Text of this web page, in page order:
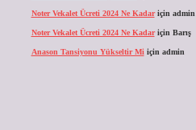
Noter Vekalet Ücreti 2024 Ne Kadariçin admin
Noter Vekalet Ücreti 2024 Ne Kadariçin Barış
Anason Tansiyonu Yükseltir Mi için admin